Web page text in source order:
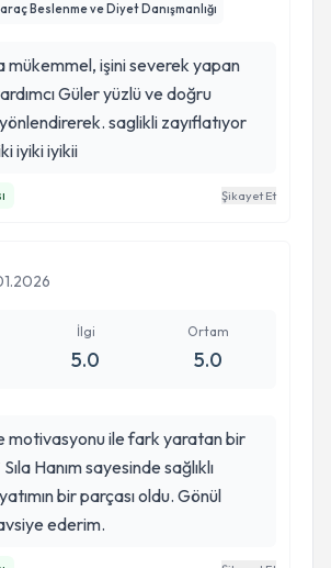
Beslenme ve Diyet Danışmanlığı
ve doğru
saglikli zayıflatıyor
iyiki iyikii
Şikayet Et
İlgi
5.0
Ortam
5.0
motivasyonu ile fark yaratan bir
Hanım sayesinde sağlıklı
bir parçası oldu. Gönül
ederim.